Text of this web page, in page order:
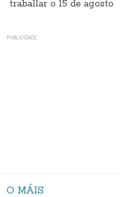
traballar o 15 de agosto
O MÁIS